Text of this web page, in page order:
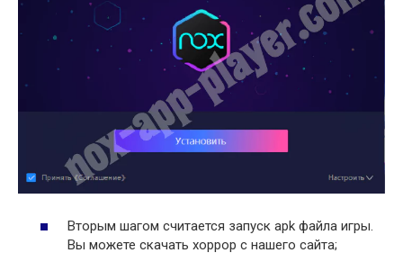
Вторым шагом считается запуск apk файла игры.
Вы можете скачать хоррор с нашего сайта;